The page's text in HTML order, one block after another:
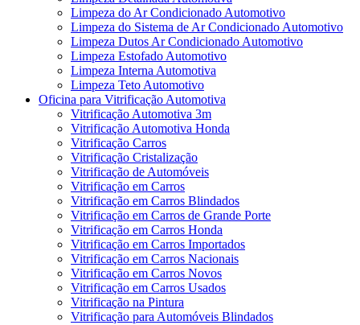
Limpeza do Ar Condicionado Automotivo
Limpeza do Sistema de Ar Condicionado Automotivo
Limpeza Dutos Ar Condicionado Automotivo
Limpeza Estofado Automotivo
Limpeza Interna Automotiva
Limpeza Teto Automotivo
Oficina para Vitrificação Automotiva
Vitrificação Automotiva 3m
Vitrificação Automotiva Honda
Vitrificação Carros
Vitrificação Cristalização
Vitrificação de Automóveis
Vitrificação em Carros
Vitrificação em Carros Blindados
Vitrificação em Carros de Grande Porte
Vitrificação em Carros Honda
Vitrificação em Carros Importados
Vitrificação em Carros Nacionais
Vitrificação em Carros Novos
Vitrificação em Carros Usados
Vitrificação na Pintura
Vitrificação para Automóveis Blindados